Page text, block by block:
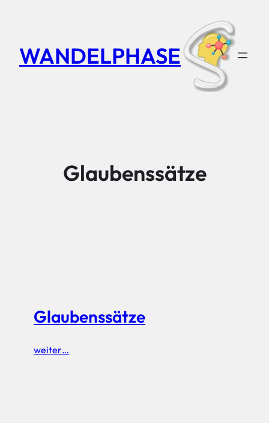
WANDELPHASE
Glaubenssätze
Glaubenssätze
weiter…